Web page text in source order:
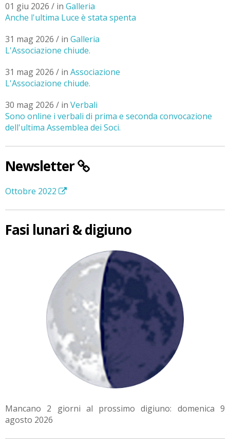
01 giu 2026 / in Galleria
Anche l'ultima Luce è stata spenta
31 mag 2026 / in Galleria
L'Associazione chiude.
31 mag 2026 / in Associazione
L'Associazione chiude.
30 mag 2026 / in Verbali
Sono online i verbali di prima e seconda convocazione
dell'ultima Assemblea dei Soci.
Newsletter
Ottobre 2022
Fasi lunari & digiuno
Mancano 2 giorni al prossimo digiuno: domenica 9
agosto 2026